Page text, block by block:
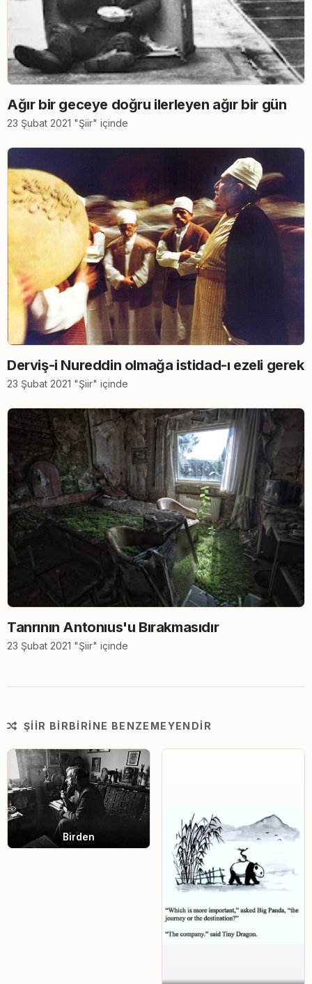
Ağır bir geceye doğru ilerleyen ağır bir gün
23 Şubat 2021 "Şiir" içinde
Derviş-i Nureddin olmağa istidad-ı ezeli gerek
23 Şubat 2021 "Şiir" içinde
Tanrının Antonıus'u Bırakmasıdır
23 Şubat 2021 "Şiir" içinde
ŞIIR BIRBIRINE BENZEMEYENDIR
Birden